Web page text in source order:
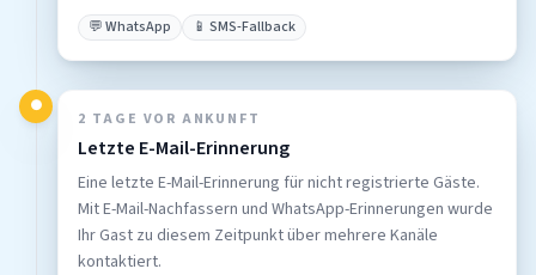
💬 WhatsApp 📱 SMS-Fallback
●
2 TAGE VOR ANKUNFT
Letzte E-Mail-Erinnerung
Eine letzte E-Mail-Erinnerung für nicht registrierte Gäste.
Mit E-Mail-Nachfassern und WhatsApp-Erinnerungen wurde
Ihr Gast zu diesem Zeitpunkt über mehrere Kanäle
kontaktiert.